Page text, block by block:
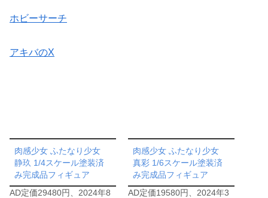
ホビーサーチ
アキバのX
肉感少女 ふたなり少女
静玖 1/4スケール塗装済
み完成品フィギュア
AD定価29480円、2024年8
肉感少女 ふたなり少女
真彩 1/6スケール塗装済
み完成品フィギュア
AD定価19580円、2024年3